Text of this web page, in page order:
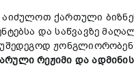
ქართული
და საწვავზე
უშედეგოდ
რეჟიმი და